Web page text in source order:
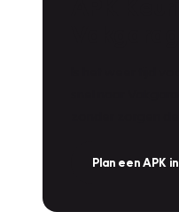
Plan een APK in